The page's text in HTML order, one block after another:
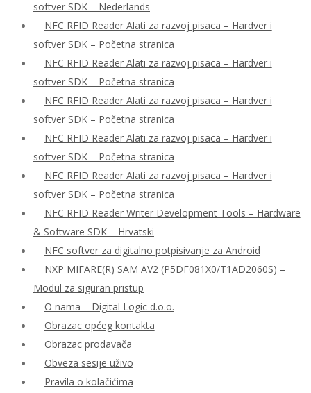
softver SDK – Nederlands
NFC RFID Reader Alati za razvoj pisaca – Hardver i
softver SDK – Početna stranica
NFC RFID Reader Alati za razvoj pisaca – Hardver i
softver SDK – Početna stranica
NFC RFID Reader Alati za razvoj pisaca – Hardver i
softver SDK – Početna stranica
NFC RFID Reader Alati za razvoj pisaca – Hardver i
softver SDK – Početna stranica
NFC RFID Reader Alati za razvoj pisaca – Hardver i
softver SDK – Početna stranica
NFC RFID Reader Writer Development Tools – Hardware
& Software SDK – Hrvatski
NFC softver za digitalno potpisivanje za Android
NXP MIFARE(R) SAM AV2 (P5DF081X0/T1AD2060S) –
Modul za siguran pristup
O nama – Digital Logic d.o.o.
Obrazac općeg kontakta
Obrazac prodavača
Obveza sesije uživo
Pravila o kolačićima